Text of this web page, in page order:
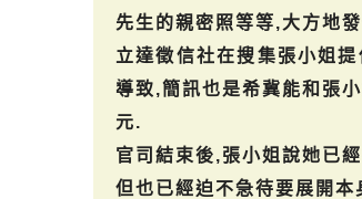
先生的親密照等等,大方地
立達徵信社在搜集張小姐
導致,簡訊也是希冀能和張
元.
官司結束後,張小姐說她已
但也已經迫不急待要展開本